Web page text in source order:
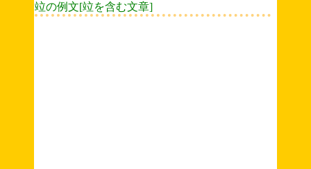
竝の例文[竝を含む文章]